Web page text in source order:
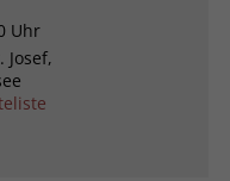
Uhr
Josef,